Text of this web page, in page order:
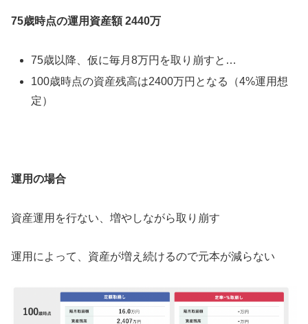
75歳時点の運用資産額 2440万
75歳以降、仮に毎月8万円を取り崩すと…
100歳時点の資産残高は2400万円となる（4%運用想
定）
運用の場合
資産運用を行ない、増やしながら取り崩す
運用によって、資産が増え続けるので元本が減らない